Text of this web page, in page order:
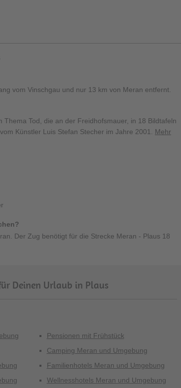
vom Vinschgau und nur 13 km von Meran entfernt.
Thema Tod, die an der Freidhofsmauer, in 18 Bildtafeln
Künstler Luis Stefan Stecher im Jahre 2001. Mehr
Der Zug benötigt für die Strecke Meran - Plaus 18
Deinen Urlaub in Plaus
Pensionen mit Frühstück
Camping Meran und Umgebung
Familienhotels Meran und Umgebung
Wellnesshotels Meran und Umgebung